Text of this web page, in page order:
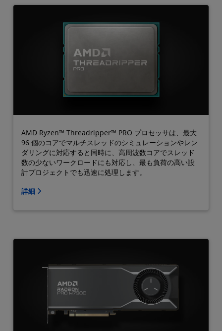
AMD Ryzen™ Threadripper™ PRO プロセッサは、最大
96 個のコアでマルチスレッドのシミュレーションやレン
ダリングに対応すると同時に、高周波数コアでスレッド
数の少ないワークロードにも対応し、最も負荷の高い設
計プロジェクトでも迅速に処理します。
詳細